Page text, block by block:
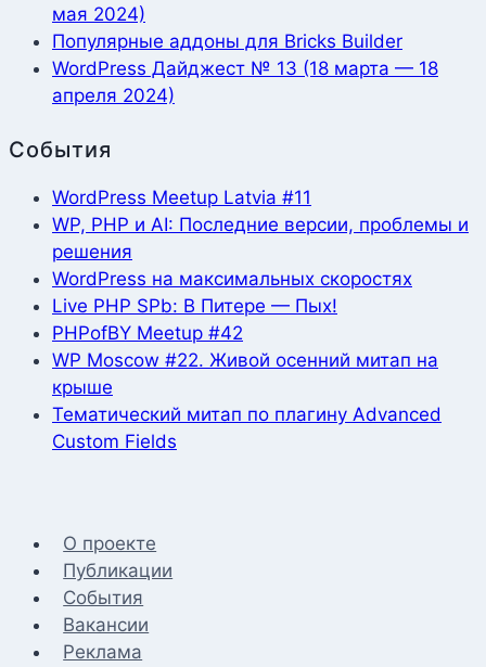
мая 2024)
Популярные аддоны для Bricks Builder
WordPress Дайджест № 13 (18 марта — 18
апреля 2024)
События
WordPress Meetup Latvia #11
WP, PHP и AI: Последние версии, проблемы и
решения
WordPress на максимальных скоростях
Live PHP SPb: В Питере — Пых!
PHPofBY Meetup #42
WP Moscow #22. Живой осенний митап на
крыше
Тематический митап по плагину Advanced
Custom Fields
О проекте
Публикации
События
Вакансии
Реклама